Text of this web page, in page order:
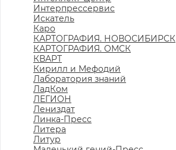
Интерпрессервис
Искатель
Каро
КАРТОГРАФИЯ. НОВОСИБИРСК
КАРТОГРАФИЯ. ОМСК
КВАРТ
Кирилл и Мефодий
Лаборатория знаний
ЛадКом
ЛЕГИОН
Лениздат
Линка-Пресс
Литера
Литур